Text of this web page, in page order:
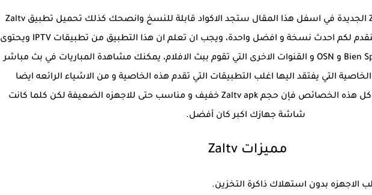
ستجد كود تفعيل ZalTV 2024 الجديدة في اسفل هذا المقال ستجد الاكواد قابلة للنسخ وانصحك كذلك تحميل تطبيق Zaltv
من اسفل هذه المقال حيث سنقدم لكم احدث نسخة و افضل واحدة، ويجب ان تعلم ان هذا التطبيق من تطبيقات IPTV ويحتوى
على اشهر القنوات ومنها Bien Sport و OSN و القنوات الاخرى التي تقوم ببث الافلام، يمكنك مشاهدة المباريات في بث مباشر
التي يفتقد اليها اغلب التطبيقات التي تقدم هذه الخاصية و من الاشياء الرائعه ايضا
المشاهدة بجودة عالية ورغم كل هذه الخصائص فإن حجم Zaltv apk خفيف و مناسب حتى للاجهزه الضعيفة لكن كلما كانت
شاشة جهازك اكبر كان أفضل.
مميزات Zaltv
الاجهزه بدون استهلاك ذاكرة التخزين.